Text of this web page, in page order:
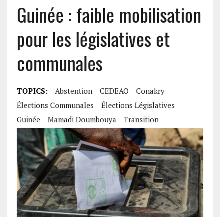
Guinée : faible mobilisation
pour les législatives et
communales
TOPICS: Abstention CEDEAO
Conakry
Élections Communales
Élections Législatives
Guinée
Mamadi Doumbouya Transition